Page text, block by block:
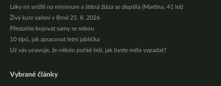
Léky mi snížili na minimum a štítná žláza se zlepšila (Martina, 41 let)
Živý kurz vaření v Brně 25. 8. 2026
Přestaňte bojovat samy se sebou
10 tipů, jak zpracovat letní jablíčka
Už vás unavuje, že někdo pořád řeší, jak byste měla vypadat?
Vybrané články